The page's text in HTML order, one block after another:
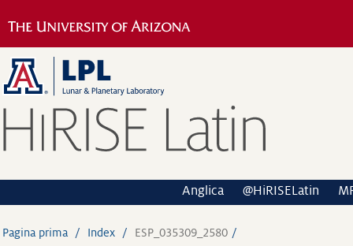
Anglica @HiRISELatin
Pagina prima Index ESP_035309_2580